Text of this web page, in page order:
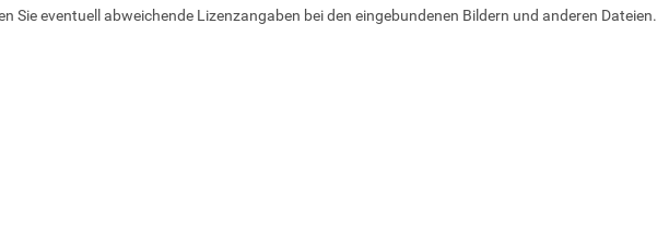
Sie eventuell abweichende Lizenzangaben bei den eingebundenen Bildern und anderen Dateien.